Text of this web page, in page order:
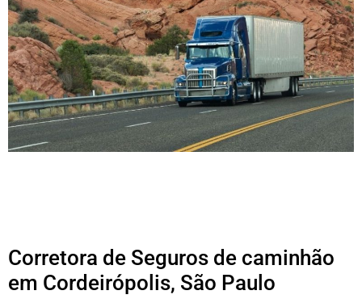
Corretora de Seguros de caminhão
em Cordeirópolis, São Paulo